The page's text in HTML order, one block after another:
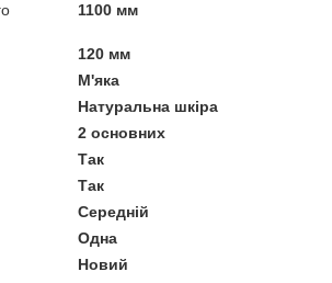
1100 мм
120 мм
М'яка
Натуральна шкіра
2 основних
Так
Так
Середній
Одна
Новий